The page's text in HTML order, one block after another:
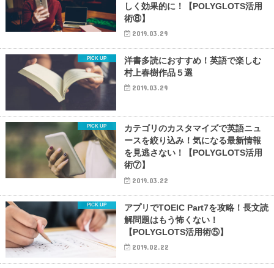
しく効果的に！【POLYGLOTS活用
術⑧】
2019.03.29
洋書多読におすすめ！英語で楽しむ
村上春樹作品５選
2019.03.29
カテゴリのカスタマイズで英語ニュ
ースを絞り込み！気になる最新情報
を見逃さない！【POLYGLOTS活用
術⑦】
2019.03.22
アプリでTOEIC Part7を攻略！長文読
解問題はもう怖くない！
【POLYGLOTS活用術⑤】
2019.02.22